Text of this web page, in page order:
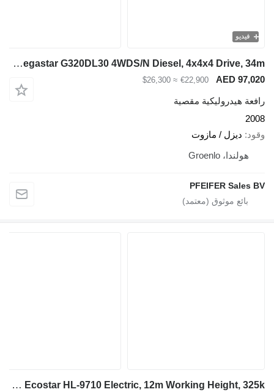
فيديو
Holland Lift Megastar G320DL30 4WDS/N Diesel, 4x4x4 Drive, 34m
AED 97,020
€22,900
≈ $26,300
رافعة هيدروليكية مقصية
2008
وقود ديزل / مازوت
هولندا، Groenlo
PFEIFER Sales BV
Holland Lift Ecostar HL-9710 Electric, 12m Working Height, 325k